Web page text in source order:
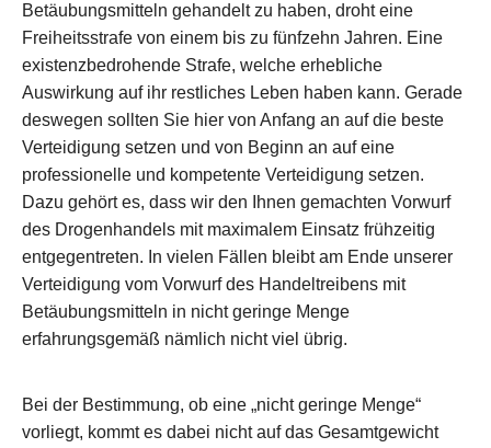
Betäubungsmitteln gehandelt zu haben, droht eine
Freiheitsstrafe von einem bis zu fünfzehn Jahren. Eine
existenzbedrohende Strafe, welche erhebliche
Auswirkung auf ihr restliches Leben haben kann. Gerade
deswegen sollten Sie hier von Anfang an auf die beste
Verteidigung setzen und von Beginn an auf eine
professionelle und kompetente Verteidigung setzen.
Dazu gehört es, dass wir den Ihnen gemachten Vorwurf
des Drogenhandels mit maximalem Einsatz frühzeitig
entgegentreten. In vielen Fällen bleibt am Ende unserer
Verteidigung vom Vorwurf des Handeltreibens mit
Betäubungsmitteln in nicht geringe Menge
erfahrungsgemäß nämlich nicht viel übrig.
Bei der Bestimmung, ob eine „nicht geringe Menge“
vorliegt, kommt es dabei nicht auf das Gesamtgewicht